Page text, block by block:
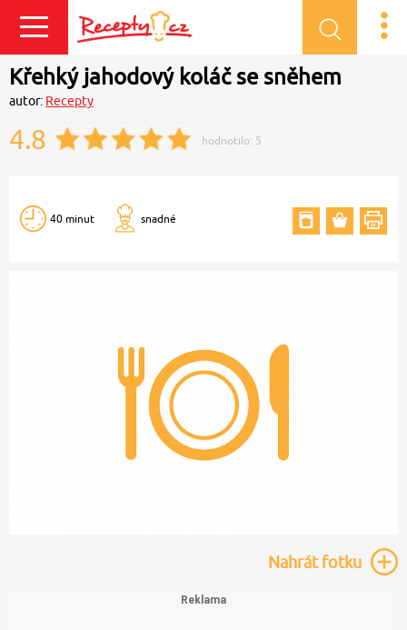
Přihlásit se
Křehký jahodový koláč se sněhem
autor: Recepty
4.8 hodnotilo: 5
40 minut snadné
Nahrátfotku